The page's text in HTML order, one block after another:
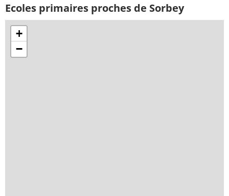
Ecoles primaires proches de Sorbey
+
−